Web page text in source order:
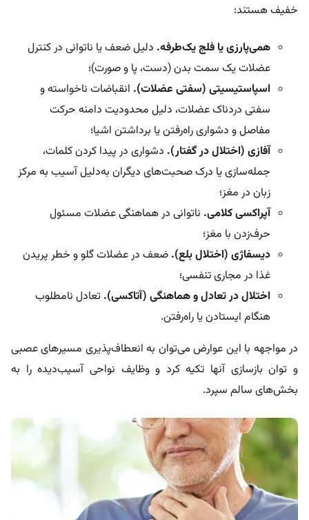
خفیف هستند:
همی‌پارزی یا فلج یک‌طرفه. دلیل ضعف یا ناتوانی در کنترل
عضلات یک سمت بدن (دست، پا و صورت)؛
اسپاستیسیتی (سفتی عضلات). انقباضات ناخواسته و
سفتی دردناک عضلات، دلیل محدودیت دامنه حرکت
مفاصل و دشواری راه‌رفتن یا برداشتن اشیا؛
آفازی (اختلال در گفتار). دشواری در پیدا کردن کلمات،
جمله‌سازی یا درک صحبت‌های دیگران به‌دلیل آسیب به مرکز
زبان در مغز؛
آپراکسی کلامی. ناتوانی در هماهنگی عضلات مسئول
حرف‌زدن با مغز؛
دیسفاژی (اختلال بلع). ضعف در عضلات گلو و خطر پریدن
غذا در مجاری تنفسی؛
اختلال در تعادل و هماهنگی (آتاکسی). تعادل نامطلوب
هنگام ایستادن یا راه‌رفتن.
در مواجهه با این عوارض می‌توان به انعطاف‌پذیری مسیرهای عصبی
و توان‌ باز‌سازی آنها تکیه کرد و وظایف نواحی آسیب‌دیده را به
بخش‌های سالم سپرد.